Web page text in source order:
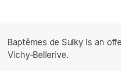
Baptêmes de Sulky is an
Vichy-Bellerive.